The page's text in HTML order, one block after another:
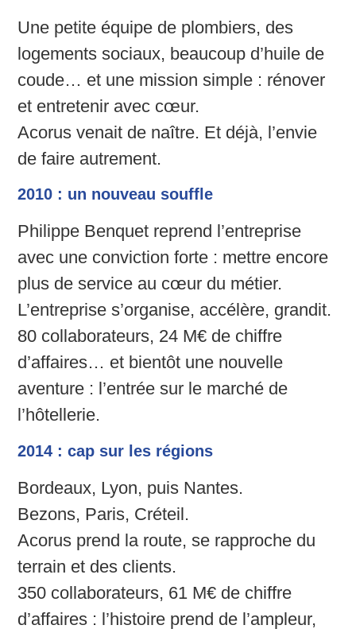
Une petite équipe de plombiers, des
logements sociaux, beaucoup d’huile de
coude… et une mission simple : rénover
et entretenir avec cœur.
Acorus venait de naître. Et déjà, l’envie
de faire autrement.
2010 : un nouveau souffle
Philippe Benquet reprend l’entreprise
avec une conviction forte : mettre encore
plus de service au cœur du métier.
L’entreprise s’organise, accélère, grandit.
80 collaborateurs, 24 M€ de chiffre
d’affaires… et bientôt une nouvelle
aventure : l’entrée sur le marché de
l’hôtellerie.
2014 : cap sur les régions
Bordeaux, Lyon, puis Nantes.
Bezons, Paris, Créteil.
Acorus prend la route, se rapproche du
terrain et des clients.
350 collaborateurs, 61 M€ de chiffre
d’affaires : l’histoire prend de l’ampleur,